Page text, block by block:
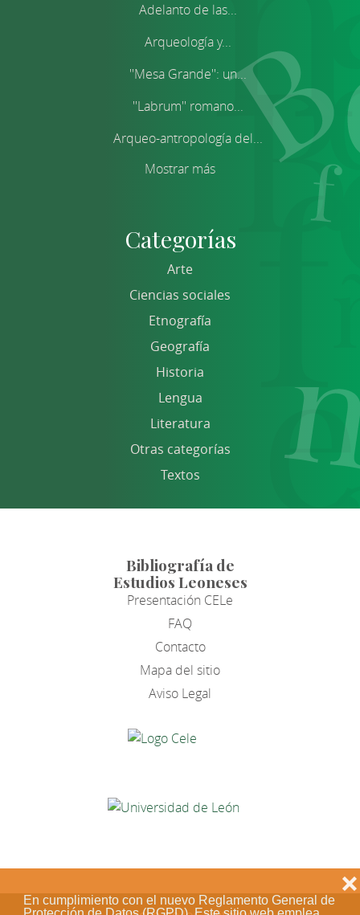
En cumplimiento con el nuevo Reglamento General de
❌
Adelanto de las...
Arqueología y...
''Mesa Grande'': un...
''Labrum'' romano...
Arqueo-antropología del...
Mostrar más
Categorías
Arte
Ciencias sociales
Etnografía
Geografía
Historia
Lengua
Literatura
Otras categorías
Textos
Bibliografía de
Estudios Leoneses
Presentación CELe
FAQ
Contacto
Mapa del sitio
Aviso Legal